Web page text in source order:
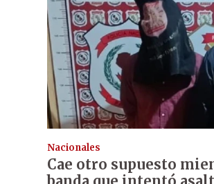
Nacionales
Cae otro supuesto